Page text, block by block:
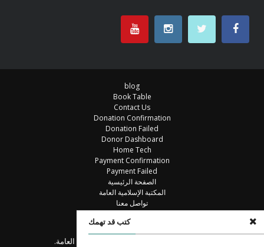
كتب قد تهمك
blog
Book Table
Contact Us
Donation Confirmation
Donation Failed
Donor Dashboard
Home Tech
Payment Confirmation
Payment Failed
الصفحة الرئيسية
المكتبة الإسلامية العامة
تواصل معنا
خزانة الكتب
مكتبة
© جميع الحقوق محفوظة للمكتبة الإسلامية العامة.